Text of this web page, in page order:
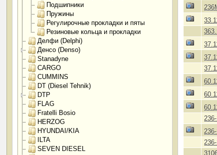
Подшипники
Пружины
Регулирочные прокладки и пяты
Резиновые кольца и прокладки
Делфи (Delphi)
Денсо (Denso)
Stanadyne
CARGO
CUMMINS
DT (Diesel Tehnik)
DTP
FLAG
Fratelli Bosio
HERZOG
HYUNDAI/KIA
ILTA
SEVEN DIESEL